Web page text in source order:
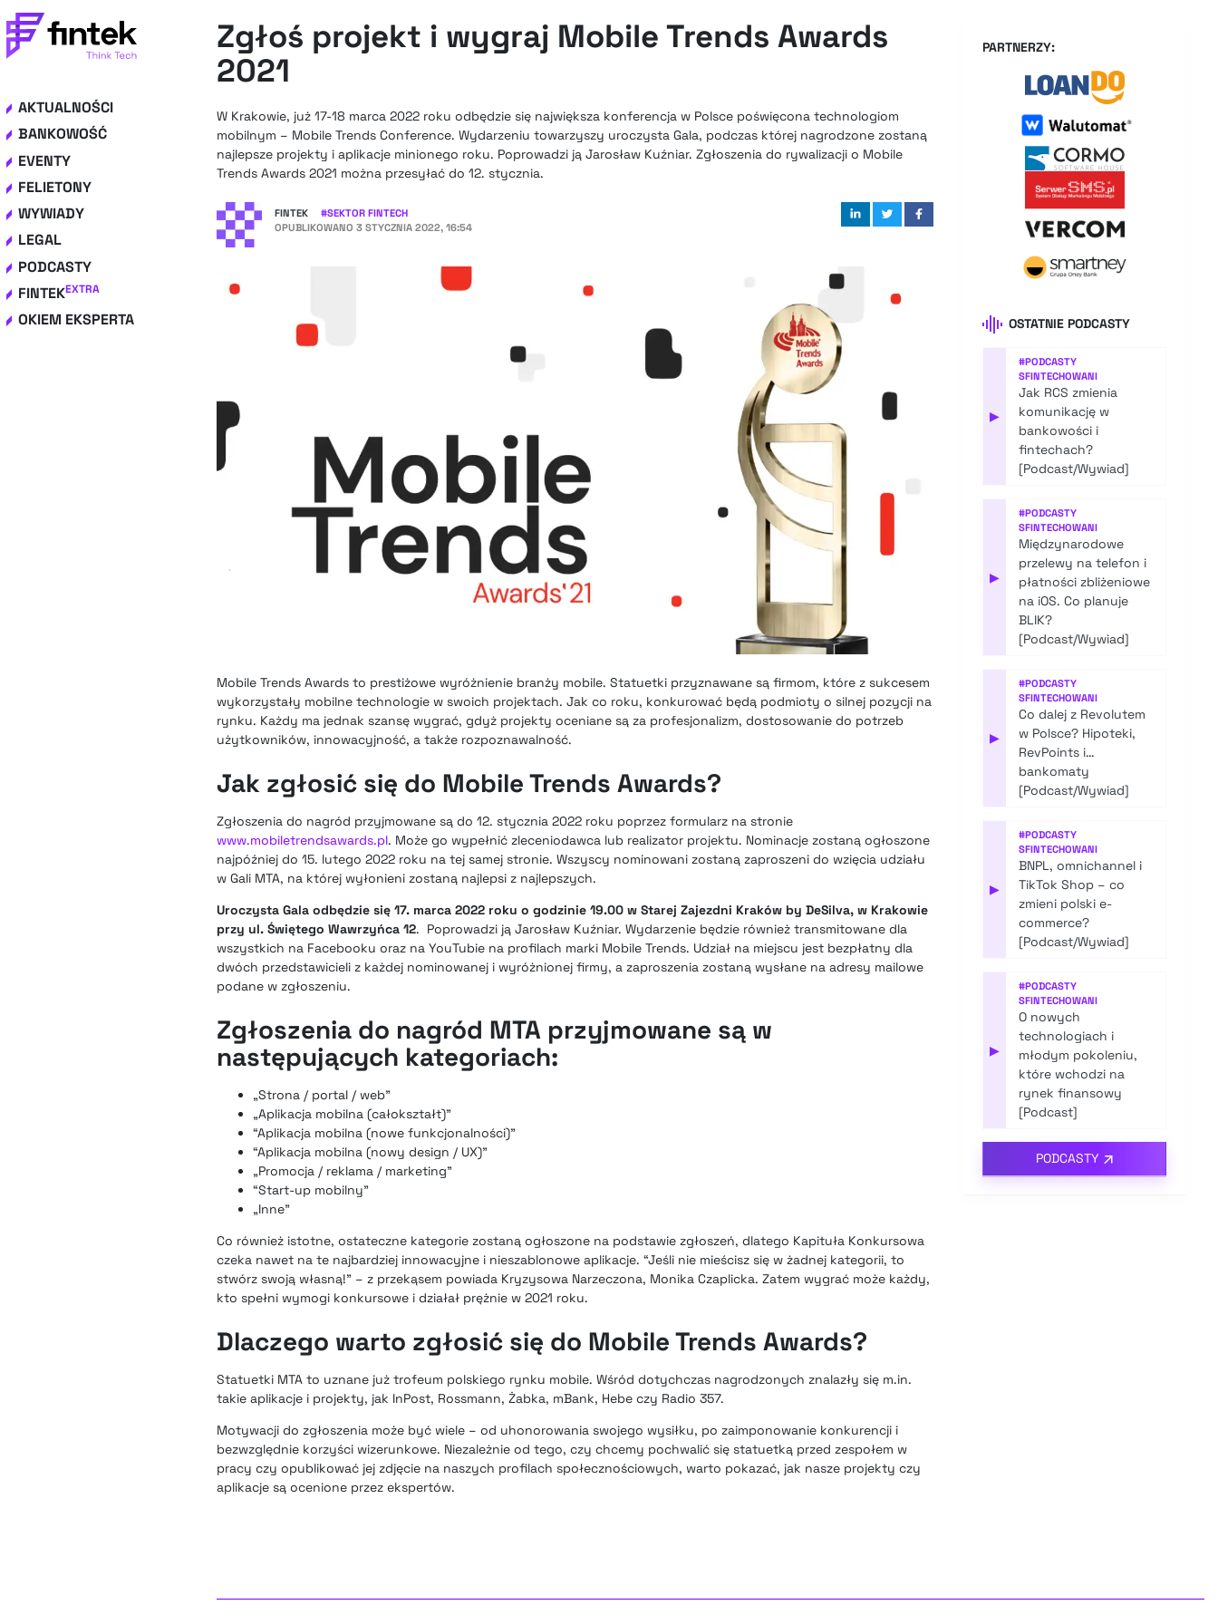
AKTUALNOŚCI
BANKOWOŚĆ
EVENTY
FELIETONY
WYWIADY
LEGAL
PODCASTY
FINTEKEXTRA
OKIEM EKSPERTA
Zgłoś projekt i wygraj Mobile Trends Awards
2021
W Krakowie, już 17-18 marca 2022 roku odbędzie się największa konferencja w Polsce poświęcona technologiom
mobilnym – Mobile Trends Conference. Wydarzeniu towarzyszy uroczysta Gala, podczas której nagrodzone zostaną
najlepsze projekty i aplikacje minionego roku. Poprowadzi ją Jarosław Kuźniar. Zgłoszenia do rywalizacji o Mobile
Trends Awards 2021 można przesyłać do 12. stycznia.
FINTEK #SEKTOR FINTECH
OPUBLIKOWANO 3 STYCZNIA 2022, 16:54
Mobile Trends Awards to prestiżowe wyróżnienie branży mobile. Statuetki przyznawane są firmom, które z sukcesem
wykorzystały mobilne technologie w swoich projektach. Jak co roku, konkurować będą podmioty o silnej pozycji na
rynku. Każdy ma jednak szansę wygrać, gdyż projekty oceniane są za profesjonalizm, dostosowanie do potrzeb
użytkowników, innowacyjność, a także rozpoznawalność.
Jak zgłosić się do Mobile Trends Awards?
Zgłoszenia do nagród przyjmowane są do 12. stycznia 2022 roku poprzez formularz na stronie
www.mobiletrendsawards.pl. Może go wypełnić zleceniodawca lub realizator projektu. Nominacje zostaną ogłoszone
najpóźniej do 15. lutego 2022 roku na tej samej stronie. Wszyscy nominowani zostaną zaproszeni do wzięcia udziału
w Gali MTA, na której wyłonieni zostaną najlepsi z najlepszych.
Uroczysta Gala odbędzie się 17. marca 2022 roku o godzinie 19.00 w Starej Zajezdni Kraków by DeSilva, w Krakowie
przy ul. Świętego Wawrzyńca 12. Poprowadzi ją Jarosław Kuźniar. Wydarzenie będzie również transmitowane dla
wszystkich na Facebooku oraz na YouTubie na profilach marki Mobile Trends. Udział na miejscu jest bezpłatny dla
dwóch przedstawicieli z każdej nominowanej i wyróżnionej firmy, a zaproszenia zostaną wysłane na adresy mailowe
podane w zgłoszeniu.
Zgłoszenia do nagród MTA przyjmowane są w
następujących kategoriach:
„Strona / portal / web”
„Aplikacja mobilna (całokształt)”
“Aplikacja mobilna (nowe funkcjonalności)”
“Aplikacja mobilna (nowy design / UX)”
„Promocja / reklama / marketing”
“Start-up mobilny”
„Inne”
Co również istotne, ostateczne kategorie zostaną ogłoszone na podstawie zgłoszeń, dlatego Kapituła Konkursowa
czeka nawet na te najbardziej innowacyjne i nieszablonowe aplikacje. “Jeśli nie mieścisz się w żadnej kategorii, to
stwórz swoją własną!” – z przekąsem powiada Kryzysowa Narzeczona, Monika Czaplicka. Zatem wygrać może każdy,
kto spełni wymogi konkursowe i działał prężnie w 2021 roku.
Dlaczego warto zgłosić się do Mobile Trends Awards?
Statuetki MTA to uznane już trofeum polskiego rynku mobile. Wśród dotychczas nagrodzonych znalazły się m.in.
takie aplikacje i projekty, jak InPost, Rossmann, Żabka, mBank, Hebe czy Radio 357.
Motywacji do zgłoszenia może być wiele – od uhonorowania swojego wysiłku, po zaimponowanie konkurencji i
bezwzględnie korzyści wizerunkowe. Niezależnie od tego, czy chcemy pochwalić się statuetką przed zespołem w
pracy czy opublikować jej zdjęcie na naszych profilach społecznościowych, warto pokazać, jak nasze projekty czy
aplikacje są ocenione przez ekspertów.
PARTNERZY:
OSTATNIE PODCASTY
▶
#PODCASTY
SFINTECHOWANI
Jak RCS zmienia
komunikację w
bankowości i
fintechach?
[Podcast/Wywiad]
▶
#PODCASTY
SFINTECHOWANI
Międzynarodowe
przelewy na telefon i
płatności zbliżeniowe
na iOS. Co planuje
BLIK?
[Podcast/Wywiad]
▶
#PODCASTY
SFINTECHOWANI
Co dalej z Revolutem
w Polsce? Hipoteki,
RevPoints i…
bankomaty
[Podcast/Wywiad]
▶
#PODCASTY
SFINTECHOWANI
BNPL, omnichannel i
TikTok Shop – co
zmieni polski e-
commerce?
[Podcast/Wywiad]
▶
#PODCASTY
SFINTECHOWANI
O nowych
technologiach i
młodym pokoleniu,
które wchodzi na
rynek finansowy
[Podcast]
PODCASTY